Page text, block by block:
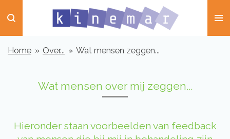
direct
naar
de
Home » Over... » Wat mensen zeggen...
Wat mensen over mij zeggen...
Hieronder staan voorbeelden van feedback